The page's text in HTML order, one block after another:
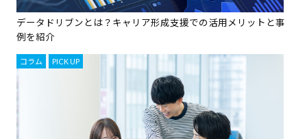
データドリブンとは？キャリア形成支援での活用メリットと事
例を紹介
コラム PICK UP